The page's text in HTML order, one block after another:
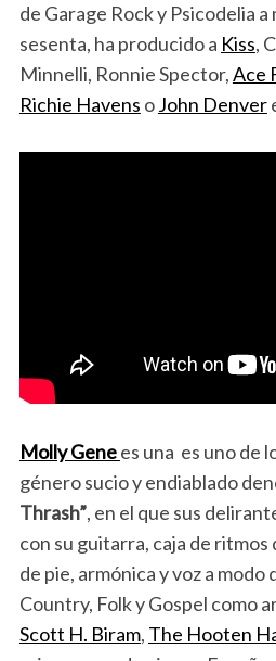
de Garage Rock y Psicodelia a
sesenta, ha producido a Kiss,
Minnelli, Ronnie Spector,Ace
Richie Havens oJohn Denver
Molly Genees una es uno de
género sucio y endiablado
Thrash”, en el que sus
con su guitarra, caja de
de pie, armónica y voz a modo
Country, Folk y Gospel como
Scott H. Biram, The Hooten